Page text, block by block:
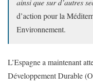
ainsi que sur d’autres
d’action pour la
Environnement.
L’Espagne a maintenant
Développement Durable